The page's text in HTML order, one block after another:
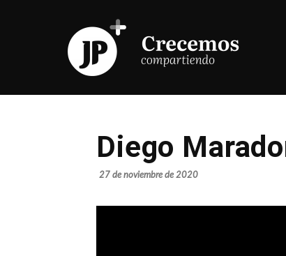
Diego
27 de noviembre de 2020